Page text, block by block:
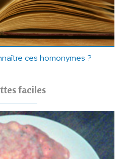
ces homonymes ?
faciles